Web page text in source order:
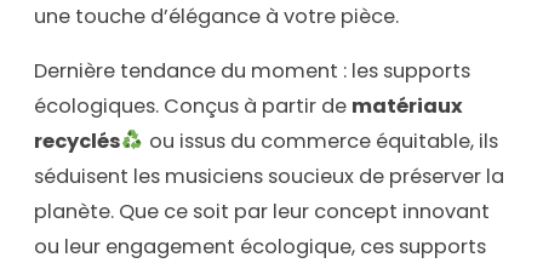
une touche d’élégance à votre pièce.
Dernière tendance du moment : les supports
écologiques. Conçus à partir de matériaux
recyclés
ou issus du commerce équitable, ils
séduisent les musiciens soucieux de préserver la
planète. Que ce soit par leur concept innovant
ou leur engagement écologique, ces supports